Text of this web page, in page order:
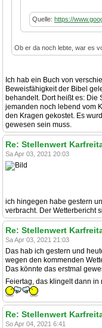
Quelle: https://
Ob er da noch lebte, war es
Ich hab ein Buch von
Beweisfähigkeit der Bibel
behandelt. Dort heißt es: Die
jemanden noch lebend vom
den Kragen gekostet. Es
gewesen sein muss.
Re: Stellenwert
Sa Apr 03, 2021 20:03
ich hingegen habe gestern
verbracht. Der Wetterbericht
Re: Stellenwert
Sa Apr 03, 2021 21:03
Das hab ich gestern und
wegen den kommenden
Das könnte das erstmal
Feiertag, das klingelt dann
Re: Stellenwert
So Apr 04, 2021 6:41